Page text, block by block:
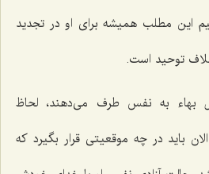
این مطلب همیشه برای او در تجدید
توحید است.
بهاء به نفس طرف می‌دهند، لحاظ
باید در چه موقعیتی قرار بگیرد كه